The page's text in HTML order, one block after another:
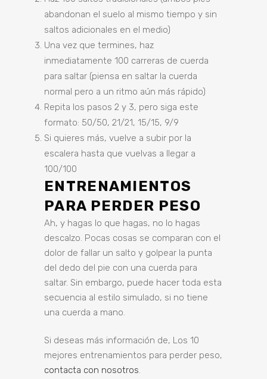
abandonan el suelo al mismo tiempo y sin
saltos adicionales en el medio)
Una vez que termines, haz
inmediatamente 100 carreras de cuerda
para saltar (piensa en saltar la cuerda
normal pero a un ritmo aún más rápido)
Repita los pasos 2 y 3, pero siga este
formato: 50/50, 21/21, 15/15, 9/9
Si quieres más, vuelve a subir por la
escalera hasta que vuelvas a llegar a
100/100
ENTRENAMIENTOS
PARA PERDER PESO
Ah, y hagas lo que hagas, no lo hagas
descalzo. Pocas cosas se comparan con el
dolor de fallar un salto y golpear la punta
del dedo del pie con una cuerda para
saltar. Sin embargo, puede hacer toda esta
secuencia al estilo simulado, si no tiene
una cuerda a mano.
Si deseas más información de, Los 10
mejores entrenamientos para perder peso,
contacta con nosotros.